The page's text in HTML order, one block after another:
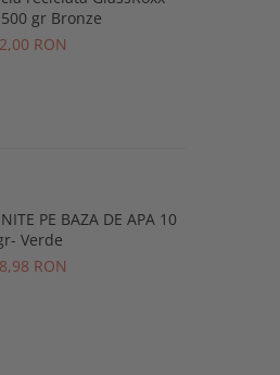
gr Bronze
RON
PE BAZA DE APA 10
Verde
RON